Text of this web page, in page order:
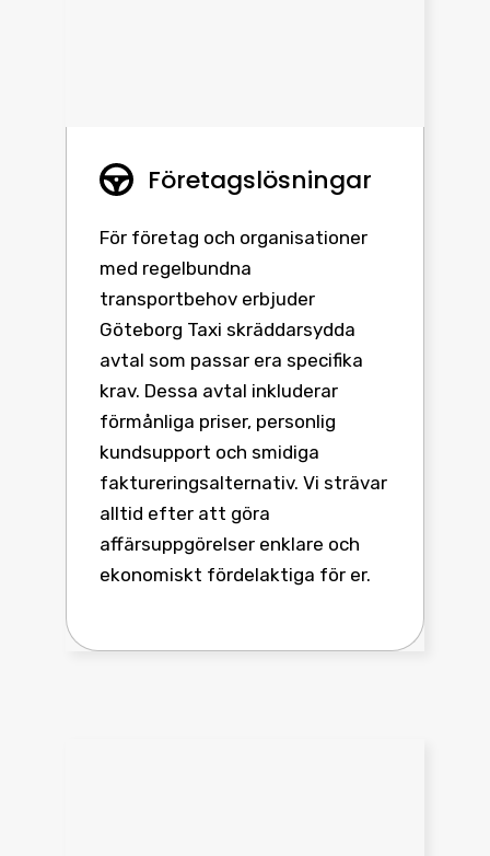
Företagslösningar
För företag och organisationer
med regelbundna
transportbehov erbjuder
Göteborg Taxi skräddarsydda
avtal som passar era specifika
krav. Dessa avtal inkluderar
förmånliga priser, personlig
kundsupport och smidiga
faktureringsalternativ. Vi strävar
alltid efter att göra
affärsuppgörelser enklare och
ekonomiskt fördelaktiga för er.